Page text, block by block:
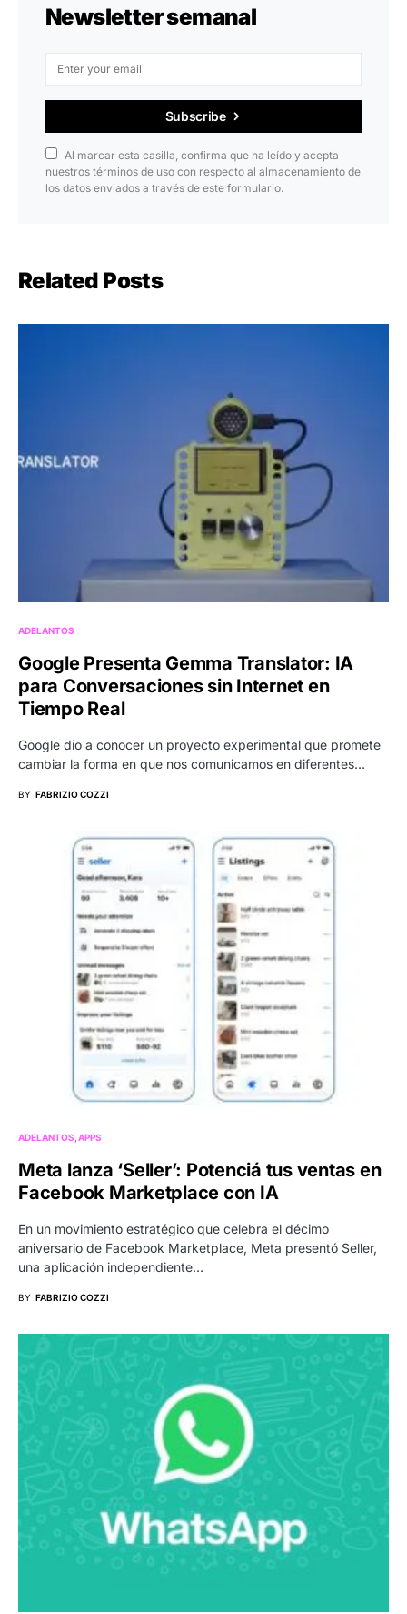
Newsletter semanal
Subscribe
Al marcar esta casilla, confirma que ha leído y acepta
nuestros términos de uso con respecto al almacenamiento de
los datos enviados a través de este formulario.
Related Posts
ADELANTOS
Google Presenta Gemma Translator: IA
para Conversaciones sin Internet en
Tiempo Real
Google dio a conocer un proyecto experimental que promete
cambiar la forma en que nos comunicamos en diferentes…
BY FABRIZIO COZZI
ADELANTOS APPS
Meta lanza ‘Seller’: Potenciá tus ventas en
Facebook Marketplace con IA
En un movimiento estratégico que celebra el décimo
aniversario de Facebook Marketplace, Meta presentó Seller,
una aplicación independiente…
BY FABRIZIO COZZI